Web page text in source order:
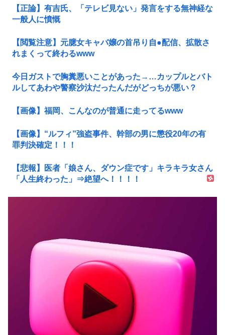
【正論】有吉氏、「テレビ見ない」発言をする無神経な
一般人に憤慨
【閲覧注意】元臆女キャバ嬢の首吊り自●配信、拡散さ
れまくって終わるwww
今日ガストで胸糞悪いことがあった→…カップルとバト
ルしてあわや警察沙汰だったんだがどっちが悪い？
【画像】福岡、こんなのが普通に走ってるwww
【画像】“ルフィ”強盗事件、幹部の男に懲役20年の有
罪判決確定！！！
【悲報】医者「娘さん、ダウン症です」キラキラ女さん
「人生終わった」⇒絶望へ！！！！